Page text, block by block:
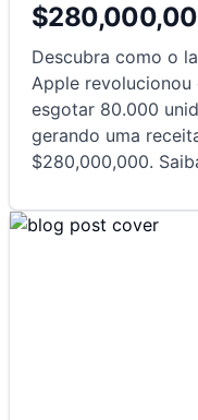
Descubra como o
Apple
esgotar 80.000
gerando uma
$280,000,000.